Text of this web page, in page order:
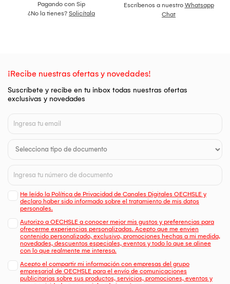
Pagando con Sip
¿No la tienes? Solicítala
Escríbenos a nuestro Whatsapp
Chat
¡Recibe nuestras ofertas y novedades!
Suscríbete y recibe en tu inbox todas nuestras ofertas
exclusivas y novedades
He leído la Política de Privacidad de Canales Digitales OECHSLE y
declaro haber sido informado sobre el tratamiento de mis datos
personales.
Autorizo a OECHSLE a conocer mejor mis gustos y preferencias para
ofrecerme experiencias personalizadas. Acepto que me envien
contenido personalizado, exclusivo, promociones hechas a mi medida,
novedades, descuentos especiales, eventos y todo lo que se alinee
con lo que realmente me interesa.
Acepto el compartir mi información con empresas del grupo
empresarial de OECHSLE para el envío de comunicaciones
publicitarias sobre sus productos, servicios, promociones, eventos y